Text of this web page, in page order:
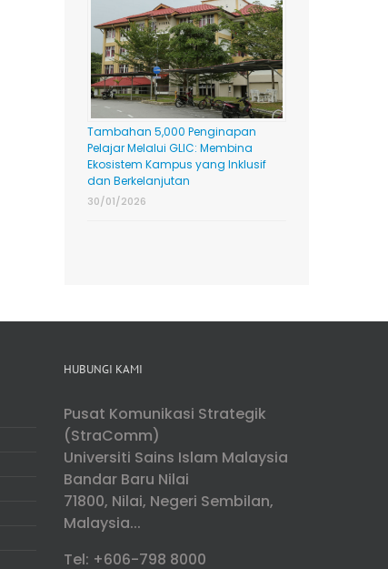
Tambahan 5,000 Penginapan
Pelajar Melalui GLIC: Membina
Ekosistem Kampus yang Inklusif
dan Berkelanjutan
30/01/2026
HUBUNGI KAMI
Pusat Komunikasi Strategik
(StraComm)
Universiti Sains Islam Malaysia
Bandar Baru Nilai
71800, Nilai, Negeri Sembilan,
Malaysia...
Tel: +606-798 8000